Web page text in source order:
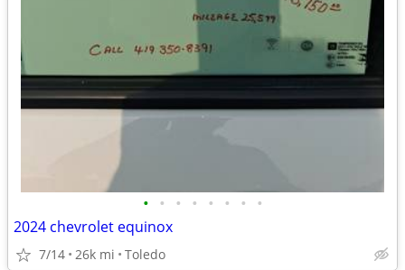
• • • • • • • •
2024 chevrolet equinox
7/14 26k mi Toledo